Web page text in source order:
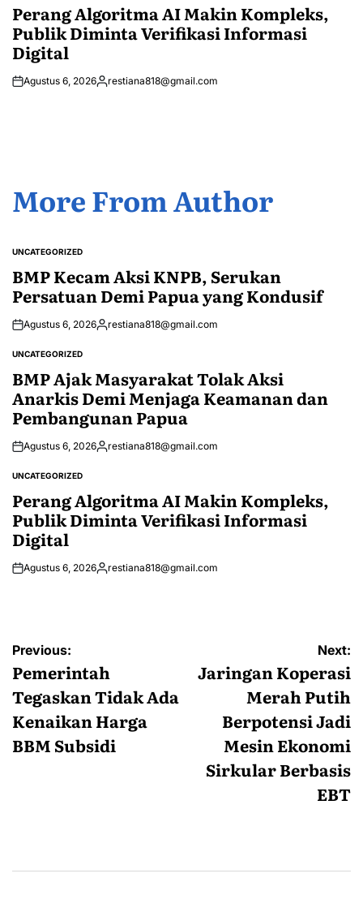
Perang Algoritma AI Makin Kompleks,
Publik Diminta Verifikasi Informasi
Digital
Agustus 6, 2026Posted
restiana818@gmail.com
More From Author
POSTED
UNCATEGORIZED
BMP Kecam Aksi KNPB, Serukan
Persatuan Demi Papua yang Kondusif
Agustus 6, 2026Posted
restiana818@gmail.com
POSTED
UNCATEGORIZED
BMP Ajak Masyarakat Tolak Aksi
Anarkis Demi Menjaga Keamanan dan
Pembangunan Papua
Agustus 6, 2026Posted
restiana818@gmail.com
POSTED
UNCATEGORIZED
Perang Algoritma AI Makin Kompleks,
Publik Diminta Verifikasi Informasi
Digital
Agustus 6, 2026Posted
restiana818@gmail.com
Navigasi
pos
Previous:
Pemerintah
Tegaskan Tidak Ada
Kenaikan Harga
BBM Subsidi
Next:
Jaringan Koperasi
Merah Putih
Berpotensi Jadi
Mesin Ekonomi
Sirkular Berbasis
EBT